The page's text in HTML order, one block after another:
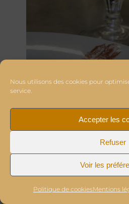
Nous utilisons des cookies pour
service.
Accepter les
Refuser
Voir les
Politique de cookiesMentions